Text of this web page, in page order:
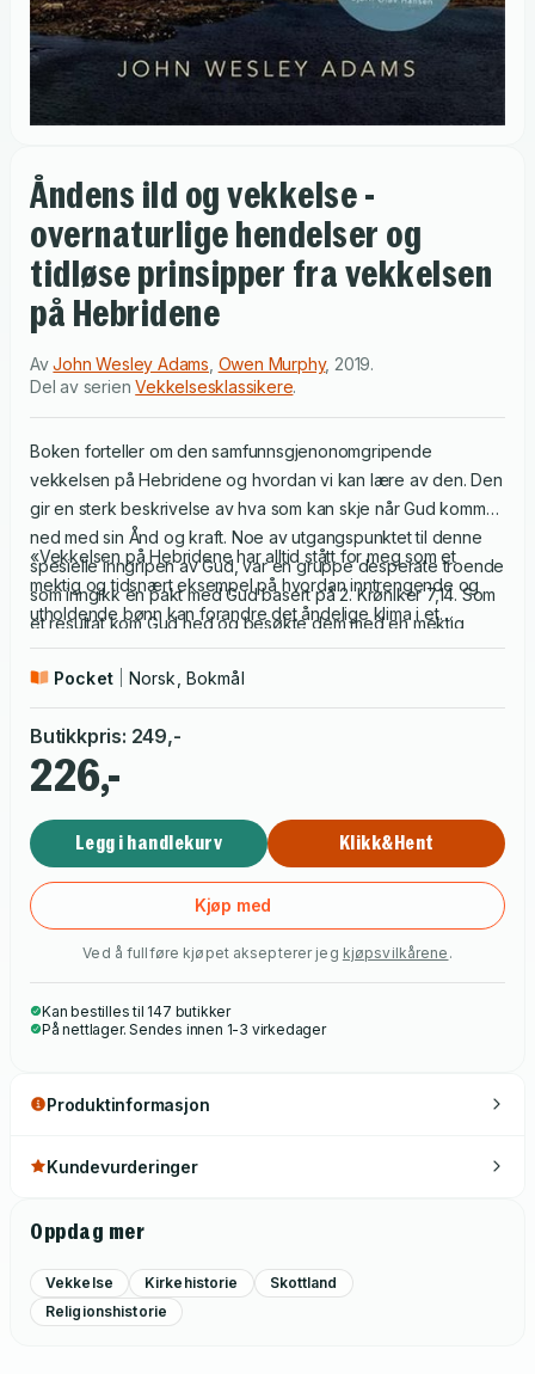
Åndens ild og vekkelse -
overnaturlige hendelser og
tidløse prinsipper fra vekkelsen
på Hebridene
AvJohn Wesley Adams Owen Murphy, 2019.
Del av serienVekkelsesklassikere.
Boken forteller om den samfunnsgjenonomgripende
vekkelsen på Hebridene og hvordan vi kan lære av den. Den
gir en sterk beskrivelse av hva som kan skje når Gud kommer
ned med sin Ånd og kraft. Noe av utgangspunktet til denne
spesielle inngripen av Gud, var en gruppe desperate troende
som inngikk en pakt med Gud basert på 2. Krøniker 7,14. Som
et resultat kom Gud ned og besøkte dem med en mektig
vekkelse. Hver butikk ble en prekestol, hvert hjerte et alter
og hvert hjem en helligdom.
«Vekkelsen på Hebridene har alltid stått for meg som et
mektig og tidsnært eksempel på hvordan inntrengende og
utholdende bønn kan forandre det åndelige klima i et
klimaskiftet ikke starter ute i det sekulære samfunnet, men i
Pocket Norsk, Bokmål
Butikkpris: 249,-
226,-
Legg i handlekurv Klikk&Hent
Kjøp med
Ved å fullføre kjøpet aksepterer jeg kjøpsvilkårene .
Kan bestilles til 147 butikker
På nettlager. Sendes innen 1-3 virkedager
Produktinformasjon
Kundevurderinger
Oppdag mer
Vekkelse Kirkehistorie
Skottland
Religionshistorie